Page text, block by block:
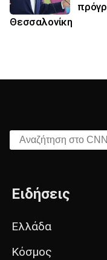
Θεσσαλονίκη
Αναζήτηση στο CNN.gr
Ειδήσεις
Ελλάδα
Κόσμος